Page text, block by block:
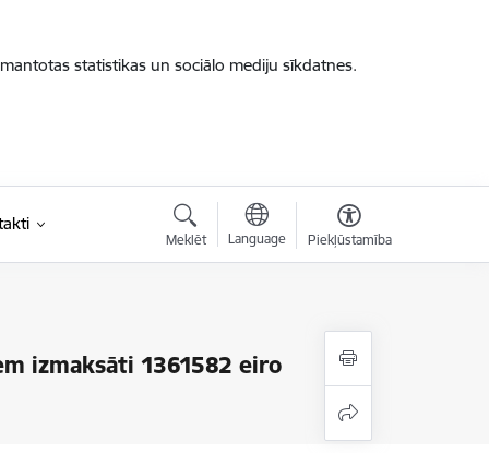
statistikas un sociālo mediju sīkdatnes.
Meklēt Language Piekļūstamība
izmaksāti 1361582 eiro